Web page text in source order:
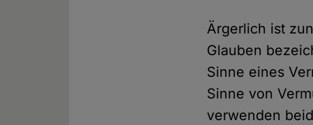
Ärgerlich ist
Glauben
Sinne eines
Sinne von
verwenden